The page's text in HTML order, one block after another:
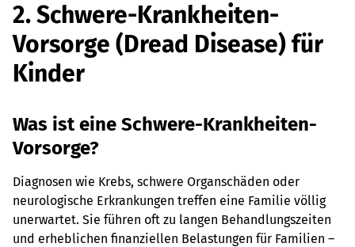
2. Schwere-Krankheiten-
Vorsorge (Dread Disease) für
Kinder
Was ist eine Schwere-Krankheiten-
Vorsorge?
Diagnosen wie Krebs, schwere Organschäden oder
neurologische Erkrankungen treffen eine Familie völlig
unerwartet. Sie führen oft zu langen Behandlungszeiten
und erheblichen finanziellen Belastungen für Familien –